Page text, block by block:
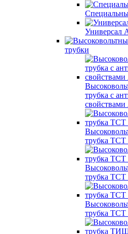
трубки
трубка с
трубка
трубка
трубка